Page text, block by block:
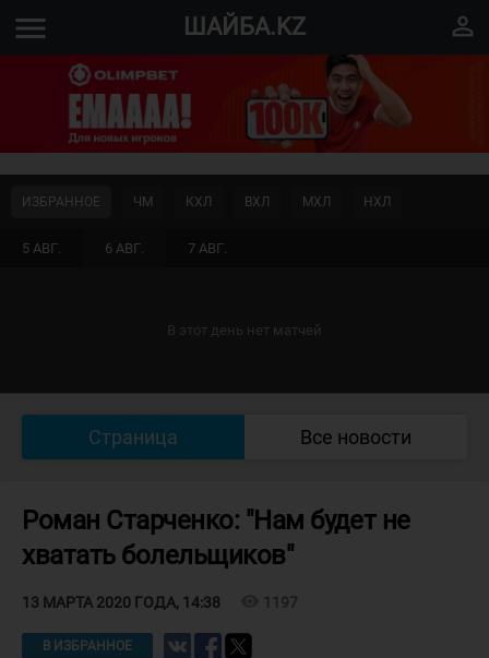
menu ШАЙБА.KZ perm_identity
5 АВГ. 6 АВГ. 7 АВГ.
ИЗБРАННОЕ ЧМ КХЛ ВХЛ МХЛ НХЛ
В этот день нет матчей
Страница Все новости
Роман Старченко: "Нам будет не
хватать болельщиков"
13 МАРТА 2020 ГОДА, 14:38 1197
В ИЗБРАННОЕ